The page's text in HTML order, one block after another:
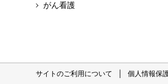
がん看護
サイトのご利用について 個人情報保